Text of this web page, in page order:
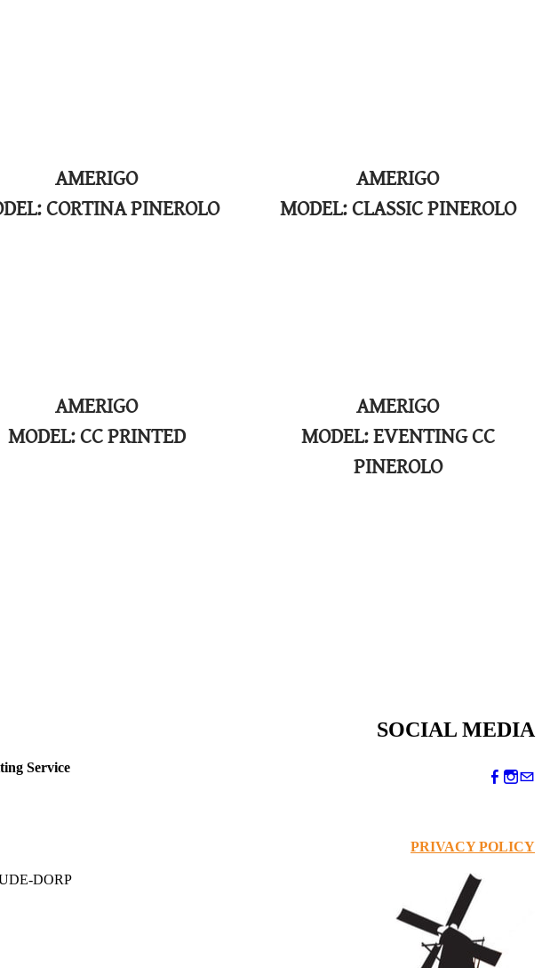
AMERIGO
CORTINA PINEROLO
AMERIGO
​MODEL: CLASSIC PINEROLO
AMERIGO
​MODEL: CC PRINTED
AMERIGO
​MODEL: EVENTING CC
PINEROLO
Service
DORP
SOCIAL MEDIA
PRIVACY POLICY